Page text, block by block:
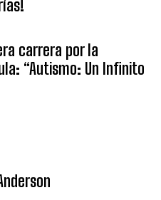
carrera por la
“Autismo: Un Infinito